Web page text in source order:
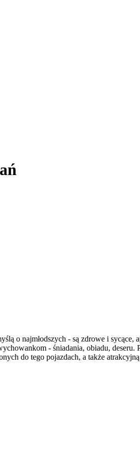
o najmłodszych - są zdrowe i
- śniadania, obiadu,
do tego pojazdach, a także